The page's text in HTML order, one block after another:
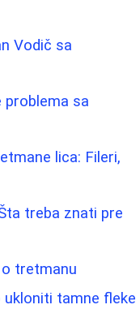
Vodič sa
problema sa
lica: Fileri,
treba znati pre
tretmanu
ukloniti tamne fleke